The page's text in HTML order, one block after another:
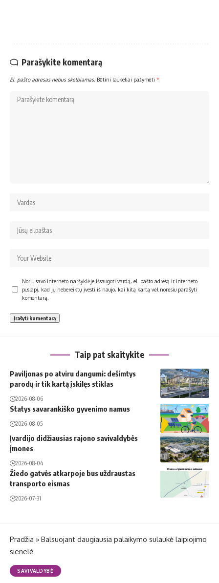
Parašykite komentarą
El. pašto adresas nebus skelbiamas. Būtini laukeliai pažymėti *
Noriu savo interneto naršyklėje išsaugoti vardą, el. pašto adresą ir interneto
puslapį, kad jų nebereiktų įvesti iš naujo, kai kitą kartą vėl norėsiu parašyti
komentarą.
Taip pat skaitykite
Paviljonas po atviru dangumi: dešimtys
parodų ir tik kartą įskilęs stiklas
2026-08-06
Statys savarankiško gyvenimo namus
2026-08-05
Įvardijo didžiausias rajono savivaldybės
įmones
2026-08-04
Žiedo gatvės atkarpoje bus uždraustas
transporto eismas
2026-07-31
Pradžia » Balsuojant daugiausia palaikymo sulaukė laipiojimo
sienelė
SAVIVALDYBĖ